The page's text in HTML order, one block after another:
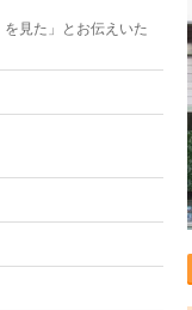
見た」とお伝えいた